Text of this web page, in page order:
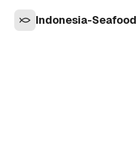
Indonesia-Seafood